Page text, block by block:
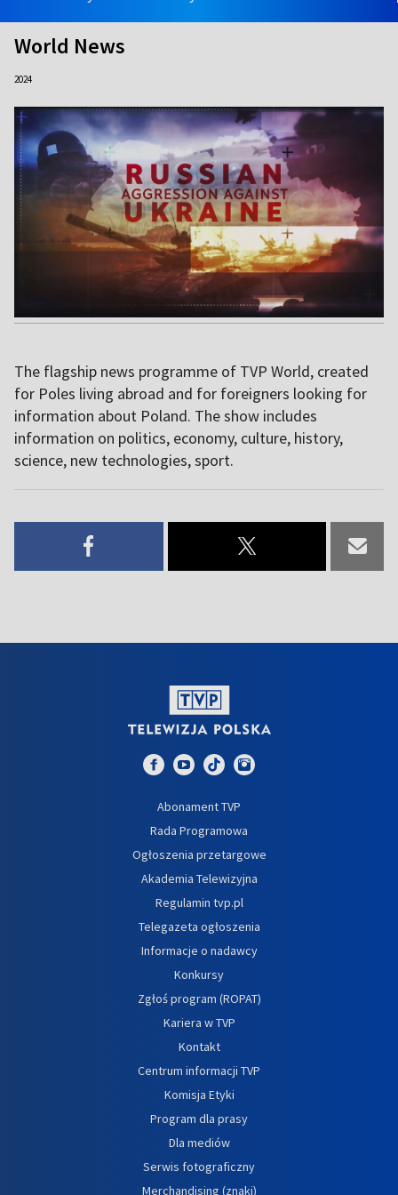
World News
2024
The flagship news programme of TVP World, created
for Poles living abroad and for foreigners looking for
information about Poland. The show includes
information on politics, economy, culture, history,
science, new technologies, sport.
Abonament TVP
Rada Programowa
Ogłoszenia przetargowe
Akademia Telewizyjna
Regulamin tvp.pl
Telegazeta ogłoszenia
Informacje o nadawcy
Konkursy
Zgłoś program (ROPAT)
Kariera w TVP
Kontakt
Centrum informacji TVP
Komisja Etyki
Program dla prasy
Dla mediów
Serwis fotograficzny
Merchandising (znaki)